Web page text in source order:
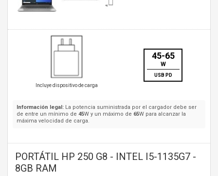
Incluye dispositivo de carga
45-65
W
USB PD
Información legal: La potencia suministrada por el cargador debe ser
de entre un mínimo de 45W y un máximo de 65W para alcanzar la
máxima velocidad de carga.
PORTÁTIL HP 250 G8 - INTEL I5-1135G7 -
8GB RAM